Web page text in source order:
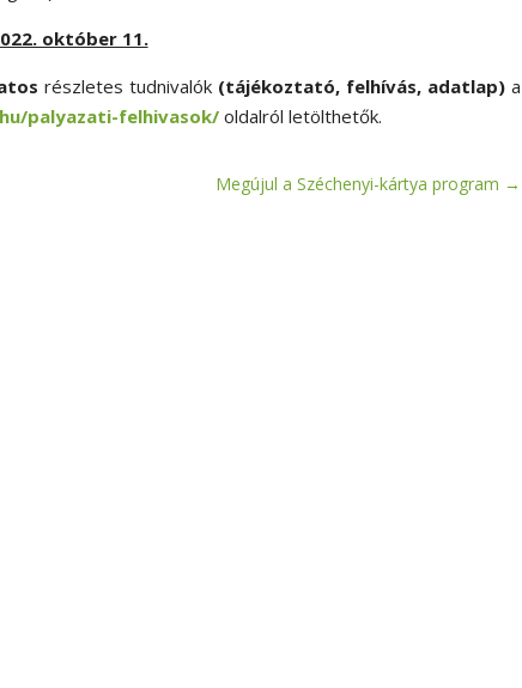
október 11.
részletes tudnivalók (tájékoztató, felhívás, adatlap)a
palyazati-felhivasok/oldalról letölthetők.
Megújul a Széchenyi-kártya program →